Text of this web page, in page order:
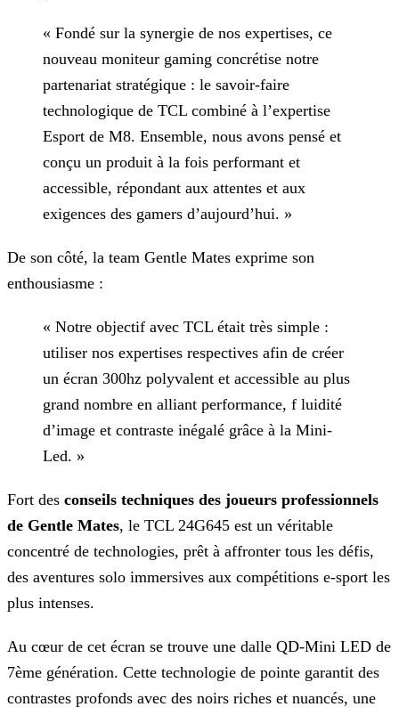
« Fondé sur la synergie de nos expertises, ce
nouveau moniteur gaming concrétise notre
partenariat stratégique : le savoir-faire
technologique de TCL combiné à l’expertise
Esport de M8. Ensemble, nous avons pensé et
conçu un produit à la fois performant et
accessible, répondant aux attentes et aux
exigences des gamers d’aujourd’hui. »
De son côté, la team Gentle Mates exprime son
enthousiasme :
« Notre objectif avec TCL était très simple :
utiliser nos expertises respectives afin de créer
un écran 300hz polyvalent et accessible au plus
grand nombre en alliant performance, f luidité
d’image et contraste inégalé grâce à la Mini-
Led. »
Fort des conseils techniques des joueurs professionnels
de Gentle Mates, le TCL 24G645 est un véritable
concentré de technologies, prêt à affronter tous les défis,
des aventures solo immersives aux compétitions e-sport les
plus intenses.
Au cœur de cet écran se trouve une dalle QD-Mini LED de
7ème génération. Cette technologie de pointe garantit des
contrastes profonds avec des noirs riches et nuancés, une